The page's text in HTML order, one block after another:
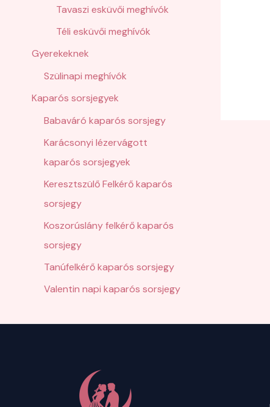
Tavaszi esküvői meghívók
Téli esküvői meghívók
Gyerekeknek
Szülinapi meghívók
Kaparós sorsjegyek
Babaváró kaparós sorsjegy
Karácsonyi lézervágott
kaparós sorsjegyek
Keresztszülő Felkérő kaparós
sorsjegy
Koszorúslány felkérő kaparós
sorsjegy
Tanúfelkérő kaparós sorsjegy
Valentin napi kaparós sorsjegy